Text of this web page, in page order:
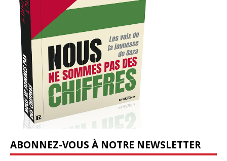
ABONNEZ-VOUS À NOTRE NEWSLETTER